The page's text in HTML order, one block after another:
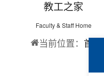
教工之家
Faculty & Staff Home
当前位置： 首页